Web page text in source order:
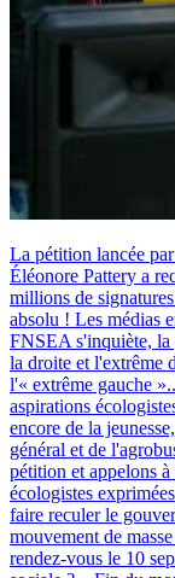
La pétition lancée
Éléonore Pattery a
millions de
absolu ! Les médias
FNSEA s'inquiète, la
la droite et l'extrême
l'« extrême gauche
aspirations
encore de la
général et de
pétition et appelons
écologistes
faire reculer le
mouvement de
rendez-vous le 10